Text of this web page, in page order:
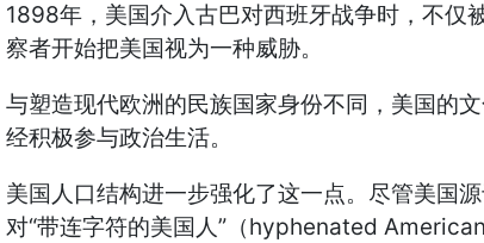
1898年，美国介入古巴对西班牙战争时，不仅
察者开始把美国视为一种威胁。
与塑造现代欧洲的民族国家身份不同，美国的
经积极参与政治生活。
美国人口结构进一步强化了这一点。尽管美国
对“带连字符的美国人”（hyphenated